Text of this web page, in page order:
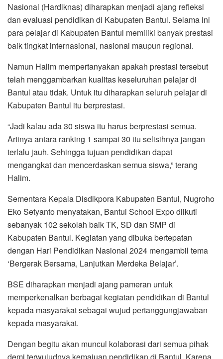
Nasional (Hardiknas) diharapkan menjadi ajang refleksi
dan evaluasi pendidikan di Kabupaten Bantul. Selama ini
para pelajar di Kabupaten Bantul memiliki banyak prestasi
baik tingkat internasional, nasional maupun regional.
Namun Halim mempertanyakan apakah prestasi tersebut
telah menggambarkan kualitas keseluruhan pelajar di
Bantul atau tidak. Untuk itu diharapkan seluruh pelajar di
Kabupaten Bantul itu berprestasi.
“Jadi kalau ada 30 siswa itu harus berprestasi semua.
Artinya antara ranking 1 sampai 30 itu selisihnya jangan
terlalu jauh. Sehingga tujuan pendidikan dapat
mengangkat dan mencerdaskan semua siswa,” terang
Halim.
Sementara Kepala Disdikpora Kabupaten Bantul, Nugroho
Eko Setyanto menyatakan, Bantul School Expo diikuti
sebanyak 102 sekolah baik TK, SD dan SMP di
Kabupaten Bantul. Kegiatan yang dibuka bertepatan
dengan Hari Pendidikan Nasional 2024 mengambil tema
‘Bergerak Bersama, Lanjutkan Merdeka Belajar’.
BSE diharapkan menjadi ajang pameran untuk
memperkenalkan berbagai kegiatan pendidikan di Bantul
kepada masyarakat sebagai wujud pertanggungjawaban
kepada masyarakat.
Dengan begitu akan muncul kolaborasi dari semua pihak
demi terwujudnya kemajuan pendidikan di Bantul. Karena